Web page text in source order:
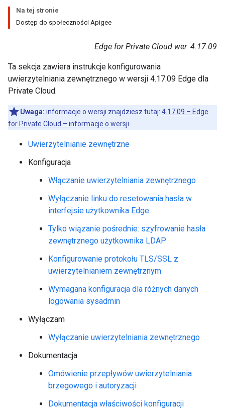
Na tej stronie
Dostęp do społeczności Apigee
Edge for Private Cloud wer. 4.17.09
Ta sekcja zawiera instrukcje konfigurowania
uwierzytelniania zewnętrznego w wersji 4.17.09 Edge dla
Private Cloud.
Uwaga: informacje o wersji znajdziesz tutaj: 4.17.09 – Edge
for Private Cloud – informacje o wersji
Uwierzytelnianie zewnętrzne
Konfiguracja
Włączanie uwierzytelniania zewnętrznego
Wyłączanie linku do resetowania hasła w
interfejsie użytkownika Edge
Tylko wiązanie pośrednie: szyfrowanie hasła
zewnętrznego użytkownika LDAP
Konfigurowanie protokołu TLS/SSL z
uwierzytelnianiem zewnętrznym
Wymagana konfiguracja dla różnych danych
logowania sysadmin
Wyłączam
Wyłączanie uwierzytelniania zewnętrznego
Dokumentacja
Omówienie przepływów uwierzytelniania
brzegowego i autoryzacji
Dokumentacja właściwości konfiguracji